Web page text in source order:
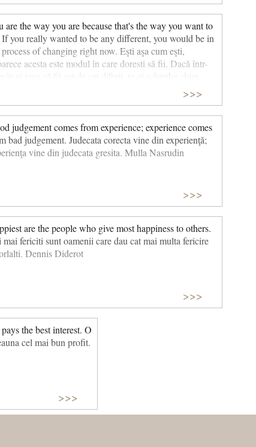
are the way you are because that's the way you want to
If you really wanted to be any different, you would be in
of changing right now. Eşti aşa cum eşti,
acesta este modul în care doresti să fii. Dacă într-
ai vrea să fii cat de cat diferit, te-ai schimba chiar
>>>
judgement comes from experience; experience comes
bad judgement. Judecata corecta vine din experienţă;
vine din judecata gresita. Mulla Nasrudin
>>>
are the people who give most happiness to others.
mai fericiti sunt oamenii care dau cat mai multa fericire
Dennis Diderot
>>>
the best interest. O
cel mai bun profit.
>>>